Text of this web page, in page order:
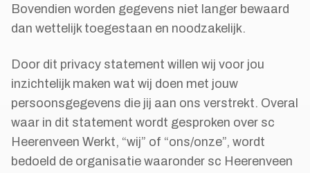
Bovendien worden gegevens niet langer bewaard
dan wettelijk toegestaan en noodzakelijk.
Door dit privacy statement willen wij voor jou
inzichtelijk maken wat wij doen met jouw
persoonsgegevens die jij aan ons verstrekt. Overal
waar in dit statement wordt gesproken over sc
Heerenveen Werkt, “wij” of “ons/onze”, wordt
bedoeld de organisatie waaronder sc Heerenveen